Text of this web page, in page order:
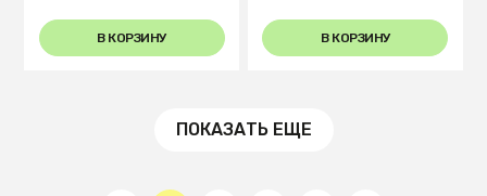
В КОРЗИНУ В КОРЗИНУ
ПОКАЗАТЬ ЕЩЕ